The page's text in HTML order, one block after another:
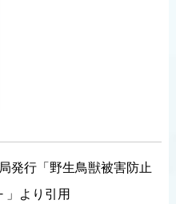
発行「野生鳥獣被害防止
」より引用